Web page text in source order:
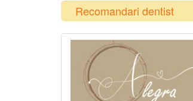
Recomandari dentist